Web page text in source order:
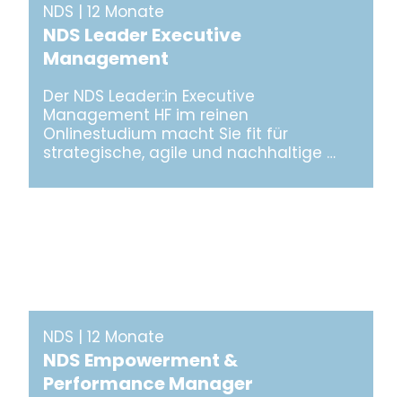
NDS | 12 Monate
NDS Leader Executive
Management
Der NDS Leader:in Executive
Management HF im reinen
Onlinestudium macht Sie fit für
strategische, agile und nachhaltige …
NDS | 12 Monate
NDS Empowerment &
Performance Manager